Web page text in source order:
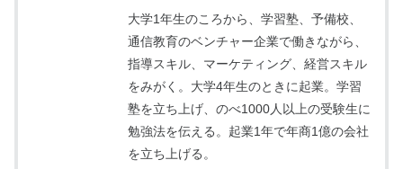
大学1年生のころから、学習塾、予備校、
通信教育のベンチャー企業で働きながら、
指導スキル、マーケティング、経営スキル
をみがく。大学4年生のときに起業。学習
塾を立ち上げ、のべ1000人以上の受験生に
勉強法を伝える。起業1年で年商1億の会社
を立ち上げる。